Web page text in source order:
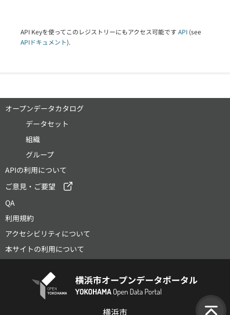
API Keyを使ってこのレジストリーにもアクセス可能です API (see
APIドキュメント).
オープンデータカタログ
データセット
組織
グループ
APIの利用について
ご意見・ご要望
QA
利用規約
アクセシビリティについて
本サイトの利用について
横浜市